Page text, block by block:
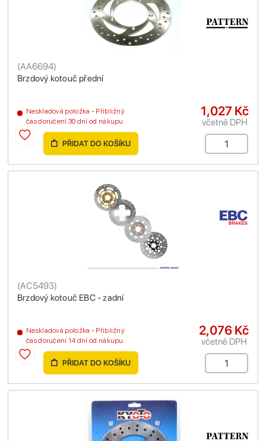
Brzdový kotouč přední
(AA6694)
Neskladová položka - Přibližný
čas doručení 30 dní od nákupu
1,027 Kč
včetně DPH
PŘIDAT DO KOŠÍKU
Brzdový kotouč EBC - zadní
(AC5493)
Neskladová položka - Přibližný
čas doručení 14 dní od nákupu
2,076 Kč
včetně DPH
PŘIDAT DO KOŠÍKU